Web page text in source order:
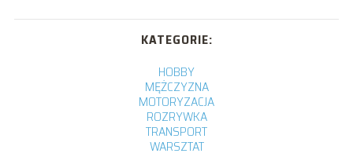
KATEGORIE:
HOBBY
MĘŻCZYZNA
MOTORYZACJA
ROZRYWKA
TRANSPORT
WARSZTAT